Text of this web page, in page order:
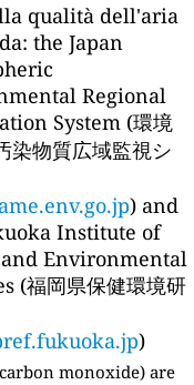
qualità dell'aria
the Japan
Regional
System (環境
染物質広域監視シ
) and
Institute of
Environmental
(福岡県保健環境研
)
monoxide) are